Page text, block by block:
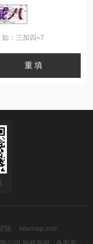
：三加四=7
陆
sitemap.xml